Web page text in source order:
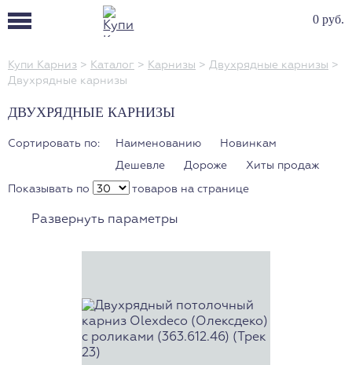
0 руб.
Купи Карниз > Каталог > Карнизы > Двухрядные карнизы >
Двухрядные карнизы
ДВУХРЯДНЫЕ КАРНИЗЫ
Сортировать по: Наименованию
Новинкам
Дешевле
Дороже Хиты продаж
Показывать по товаров на странице
Развернуть параметры